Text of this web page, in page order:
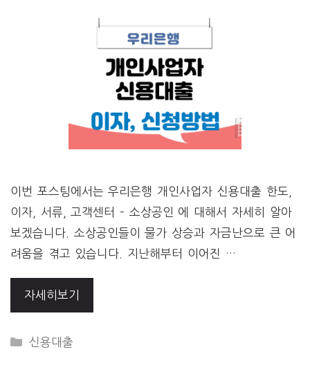
이번 포스팅에서는 우리은행 개인사업자 신용대출 한도,
이자, 서류, 고객센터 – 소상공인 에 대해서 자세히 알아
보겠습니다. 소상공인들이 물가 상승과 자금난으로 큰 어
려움을 겪고 있습니다. 지난해부터 이어진 …
자세히보기
CATEGORIES
신용대출